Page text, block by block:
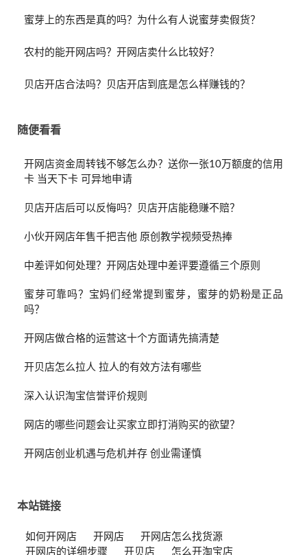
蜜芽上的东西是真的吗？为什么有人说蜜芽卖假货？
农村的能开网店吗？开网店卖什么比较好？
贝店开店合法吗？贝店开店到底是怎么样赚钱的？
随便看看
开网店资金周转钱不够怎么办？送你一张10万额度的信用
卡 当天下卡 可异地申请
贝店开店后可以反悔吗？贝店开店能稳赚不赔？
小伙开网店年售千把吉他 原创教学视频受热捧
中差评如何处理？开网店处理中差评要遵循三个原则
蜜芽可靠吗？宝妈们经常提到蜜芽，蜜芽的奶粉是正品
吗？
开网店做合格的运营这十个方面请先搞清楚
开贝店怎么拉人 拉人的有效方法有哪些
深入认识淘宝信誉评价规则
网店的哪些问题会让买家立即打消购买的欲望？
开网店创业机遇与危机并存 创业需谨慎
本站链接
如何开网店 开网店
开网店怎么找货源
开网店的详细步骤
开贝店 怎么开淘宝店